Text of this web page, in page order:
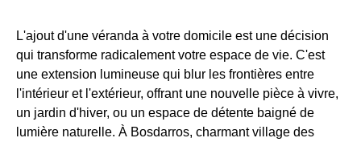
L'ajout d'une véranda à votre domicile est une décision
qui transforme radicalement votre espace de vie. C'est
une extension lumineuse qui blur les frontières entre
l'intérieur et l'extérieur, offrant une nouvelle pièce à vivre,
un jardin d'hiver, ou un espace de détente baigné de
lumière naturelle. À Bosdarros, charmant village des